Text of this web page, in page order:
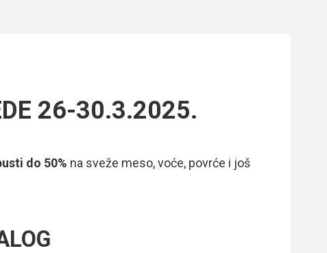
26-30.3.2025.
do 50% na sveže meso, voće, povrće i još